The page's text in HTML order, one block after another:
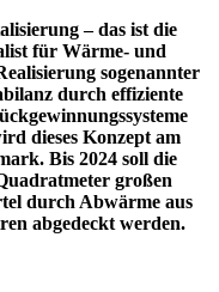
– das ist die
für Wärme- und
sogenannter
durch effiziente
dieses Konzept am
Bis 2024 soll die
großen
durch Abwärme aus
abgedeckt werden.